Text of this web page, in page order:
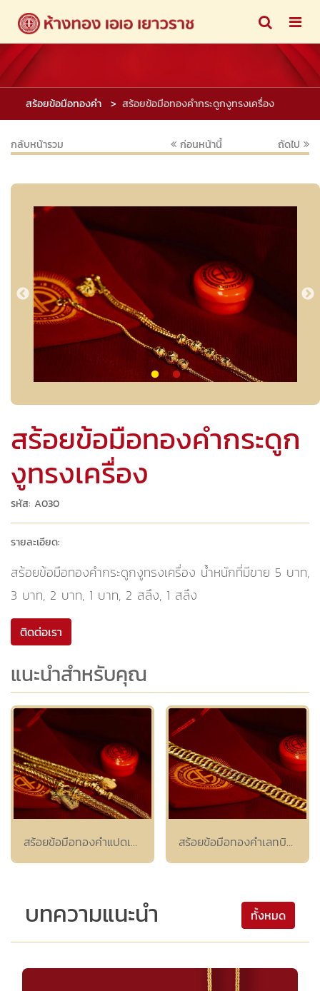
สร้อยข้อมือทองคำ สร้อยข้อมือทองคำกระดูกงูทรงเครื่อง
กลับหน้ารวม ก่อนหน้านี้ ถัดไป
สร้อยข้อมือทองคำกระดูก
งูทรงเครื่อง
รหัส: A030
รายละเอียด:
สร้อยข้อมือทองคำกระดูกงูทรงเครื่อง น้ำหนักที่มีขาย 5 บาท,
3 บาท, 2 บาท, 1 บาท, 2 สลึง, 1 สลึง
ติดต่อเรา
แนะนำสำหรับคุณ
สร้อยข้อมือทองคำแปดเสาทรงเครื่องหัวใจดาว สร้อยข้อมือทองคำเลทบิด 2 หน้า
ทั้งหมด
บทความแนะนำ